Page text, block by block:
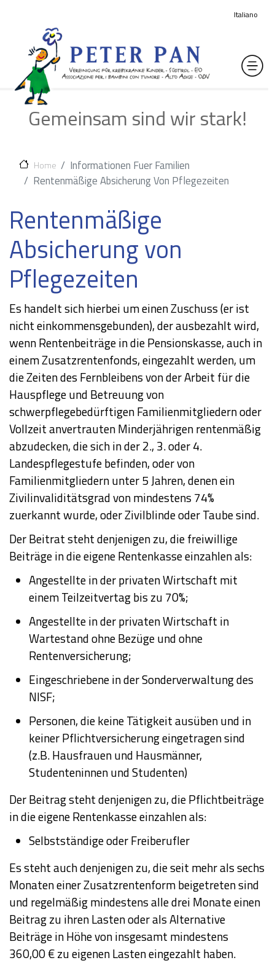
Italiano
Gemeinsam sind wir stark!
Home
Informationen Fuer Familien
Rentenmäßige Absicherung Von Pflegezeiten
Rentenmäßige
Absicherung von
Pflegezeiten
Es handelt sich hierbei um einen Zuschuss (er ist
nicht einkommensgebunden), der ausbezahlt wird,
wenn Rentenbeiträge in die Pensionskasse, auch in
einem Zusatzrentenfonds, eingezahlt werden, um
die Zeiten des Fernbleibens von der Arbeit für die
Hauspflege und Betreuung von
schwerpflegebedürftigen Familienmitgliedern oder
Vollzeit anvertrauten Minderjährigen rentenmäßig
abzudecken, die sich in der 2., 3. oder 4.
Landespflegestufe befinden, oder von
Familienmitgliedern unter 5 Jahren, denen ein
Zivilinvaliditätsgrad von mindestens 74%
zuerkannt wurde, oder Zivilblinde oder Taube sind.
Der Beitrat steht denjenigen zu, die freiwillige
Beiträge in die eigene Rentenkasse einzahlen als:
Angestellte in der privaten Wirtschaft mit
einem Teilzeitvertag bis zu 70%;
Angestellte in der privaten Wirtschaft in
Wartestand ohne Bezüge und ohne
Rentenversicherung;
Eingeschriebene in der Sonderverwaltung des
NISF;
Personen, die keine Tätigkeit ausüben und in
keiner Pflichtversicherung eingetragen sind
(z.B. Hausfrauen und Hausmänner,
Studenteninnen und Studenten)
Der Beitrag steht denjenigen zu, die Pflichtbeiträge
in die eigene Rentenkasse einzahlen als:
Selbstständige oder Freiberufler
Es steht auch denjenigen zu, die seit mehr als sechs
Monaten einer Zusatzrentenform beigetreten sind
und regelmäßig mindestens alle drei Monate einen
Beitrag zu ihren Lasten oder als Alternative
Beiträge in Höhe von insgesamt mindestens
360,00 € zu eigenen Lasten eingezahlt haben.